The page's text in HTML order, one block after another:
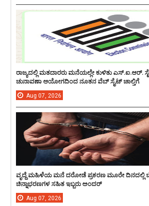
ರಾಜ್ಯದಲ್ಲಿ ಮತದಾರರು ಮನೆಯಲ್ಲೇ ಕುಳಿತು ಎಸ್.ಐ.ಆರ್.
ಚುನಾವಣಾ ಆಯೋಗದಿಂದ ನೂತನ ವೆಬ್ ಸೈಟ್ ಚಾಲ್ತಿಗೆ
Aug 07, 2026
ವೃದ್ದೆ ಮಹಿಳೆಯ ಮನೆ ದರೋಡೆ ಪ್ರಕರಣ ಮೂರೇ ದಿನದಲ್ಲಿ
ಚಿನ್ನಾಭರಣಗಳ ಸಹಿತ ಇಬ್ಬರು ಅಂದರ್
Aug 07, 2026